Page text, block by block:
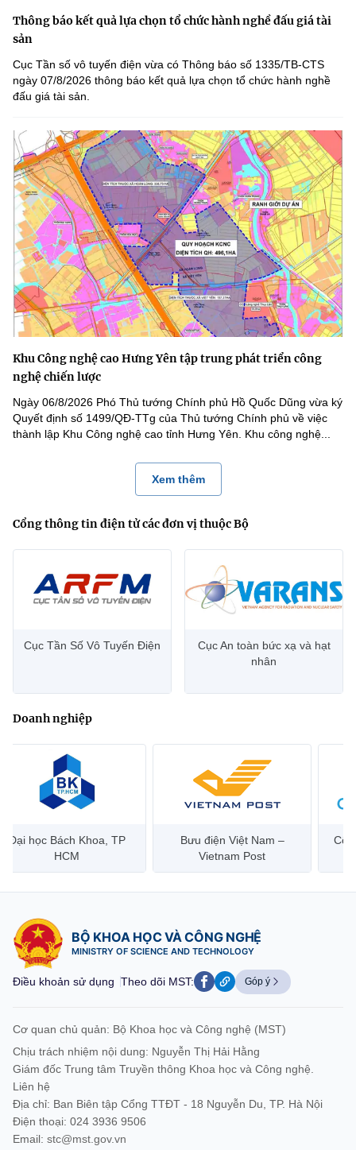
Thông báo kết quả lựa chọn tổ chức hành nghề đấu giá tài
sản
Cục Tần số vô tuyến điện vừa có Thông báo số 1335/TB-CTS
ngày 07/8/2026 thông báo kết quả lựa chọn tổ chức hành nghề
đấu giá tài sản.
Khu Công nghệ cao Hưng Yên tập trung phát triển công
nghệ chiến lược
Ngày 06/8/2026 Phó Thủ tướng Chính phủ Hồ Quốc Dũng vừa ký
Quyết định số 1499/QĐ-TTg của Thủ tướng Chính phủ về việc
thành lập Khu Công nghệ cao tỉnh Hưng Yên. Khu công nghệ...
Xem thêm
Cổng thông tin điện tử các đơn vị thuộc Bộ
Cục Tần Số Vô Tuyến Điện
Cục An toàn bức xạ và hạt
nhân
Doanh nghiệp
Đại học Bách Khoa, TP
HCM
Bưu điện Việt Nam –
Vietnam Post
BỘ KHOA HỌC VÀ CÔNG NGHỆ
MINISTRY OF SCIENCE AND TECHNOLOGY
Điều khoản sử dụng Theo dõi MST: Góp ý
Cơ quan chủ quản: Bộ Khoa học và Công nghệ (MST)
Chịu trách nhiệm nội dung: Nguyễn Thị Hải Hằng
Giám đốc Trung tâm Truyền thông Khoa học và Công nghệ.
Liên hệ
Địa chỉ: Ban Biên tập Cổng TTĐT - 18 Nguyễn Du, TP. Hà Nội
Điện thoại: 024 3936 9506
Email: stc@mst.gov.vn